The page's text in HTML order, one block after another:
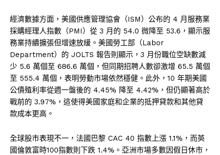
經濟數據方面，美國供應管理協會（ISM）公布的 4 月服務業
採購經理人指數（PMI）從 3 月的 54.0 微降至 53.6，顯示服
務業持續擴張但增速放緩。美國勞工部（Labor
Department）的 JOLTS 報告則顯示，3 月份職位空缺數減
少 5.6 萬個至 686.6 萬個，但同期招聘人數卻激增 65.5 萬個
至 555.4 萬個，表明勞動市場依然穩健。此外，10 年期美國
公債殖利率從週一盤後的 4.45% 降至 4.42%，但仍顯著高於
戰前的 3.97%，這使得美國家庭和企業的抵押貸款和其他貸
款成本更高。
全球股市表現不一，法國巴黎 CAC 40 指數上漲 1.1%，而英
國倫敦富時100指數則下跌 1.4%。亞洲市場多數因假日休市，